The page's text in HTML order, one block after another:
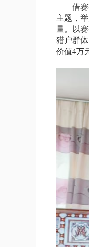
借赛事
主题，
量。以
猎户群
价值4万